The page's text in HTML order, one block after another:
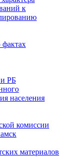
к
фактах
РБ
населения
комиссии
материалов